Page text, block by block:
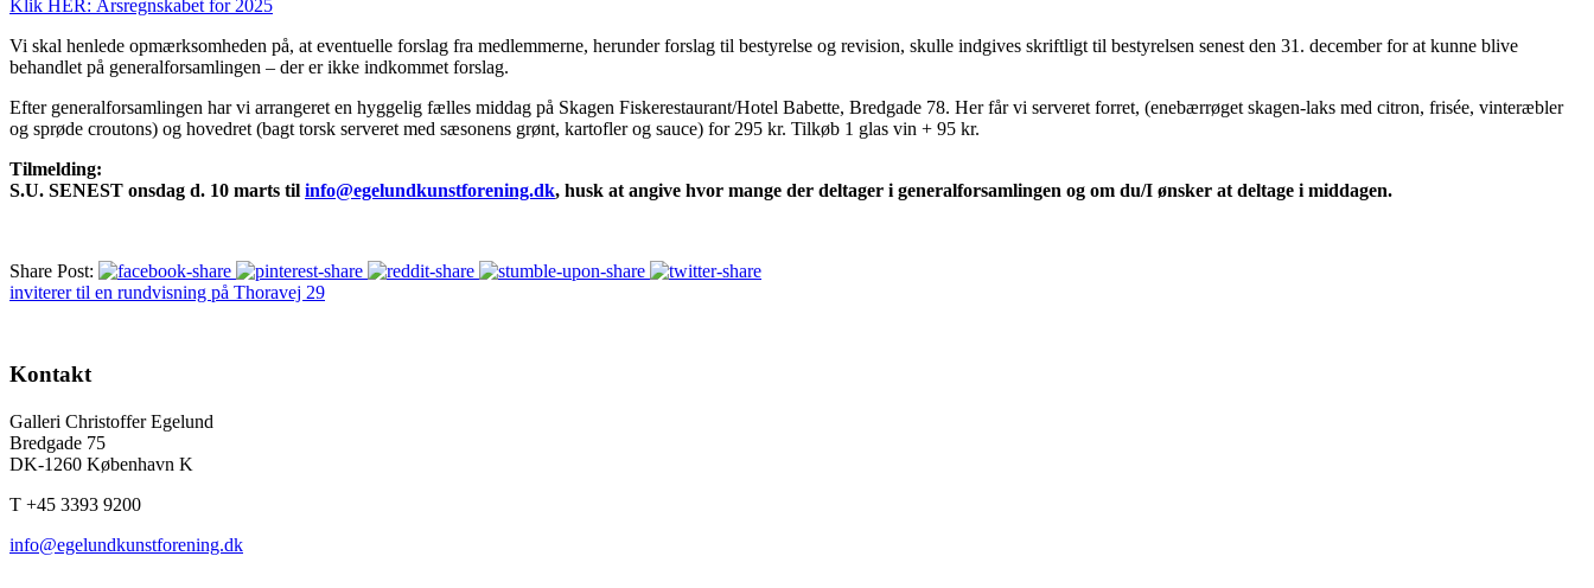
Klik HER: Årsregnskabet for 2025
Vi skal henlede opmærksomheden på, at eventuelle forslag fra medlemmerne, herunder forslag til bestyrelse og revision, skulle indgives skriftligt til bestyrelsen senest den 31. december for at kunne blive
behandlet på generalforsamlingen – der er ikke indkommet forslag.
Efter generalforsamlingen har vi arrangeret en hyggelig fælles middag på Skagen Fiskerestaurant/Hotel Babette, Bredgade 78. Her får vi serveret forret, (enebærrøget skagen-laks med citron, frisée, vinteræbler
og sprøde croutons) og hovedret (bagt torsk serveret med sæsonens grønt, kartofler og sauce) for 295 kr. Tilkøb 1 glas vin + 95 kr.
Tilmelding:
S.U. SENEST onsdag d. 10 marts til info@egelundkunstforening.dk, husk at angive hvor mange der deltager i generalforsamlingen og om du/I ønsker at deltage i middagen.
Share Post:
inviterer til en rundvisning på Thoravej 29
Kontakt
Galleri Christoffer Egelund
Bredgade 75
DK-1260 København K
T +45 3393 9200
info@egelundkunstforening.dk